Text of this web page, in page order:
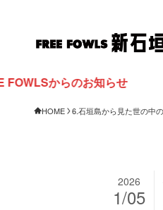
らせ
HOME 6.石垣島から見た世の中
2026
1/05